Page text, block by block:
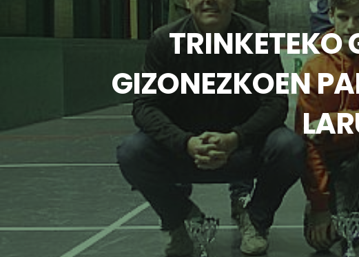
TRINKETEKO
GIZONEZKOEN